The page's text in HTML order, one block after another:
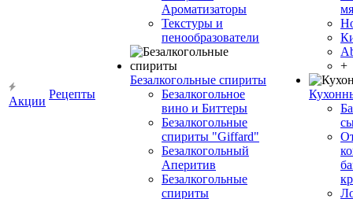
Акции
Рецепты
Ароматизаторы
Текстуры и
пенообразователи
Безалкогольные спириты
Безалкогольное
вино и Биттеры
Безалкогольные
спириты "Giffard"
Безалкогольный
Аперитив
Безалкогольные
спириты
+